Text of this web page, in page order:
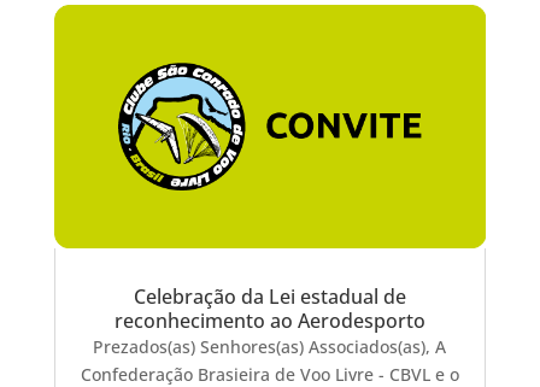
Celebração da Lei estadual de
reconhecimento ao Aerodesporto
Prezados(as) Senhores(as) Associados(as), A
Confederação Brasieira de Voo Livre - CBVL e o